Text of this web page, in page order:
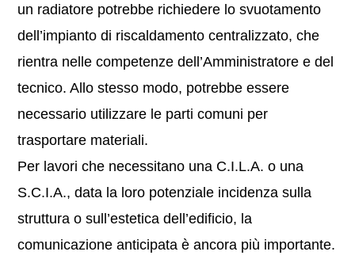
un radiatore potrebbe richiedere lo svuotamento
dell’impianto di riscaldamento centralizzato, che
rientra nelle competenze dell’Amministratore e del
tecnico. Allo stesso modo, potrebbe essere
necessario utilizzare le parti comuni per
trasportare materiali.
Per lavori che necessitano una C.I.L.A. o una
S.C.I.A., data la loro potenziale incidenza sulla
struttura o sull’estetica dell’edificio, la
comunicazione anticipata è ancora più importante.